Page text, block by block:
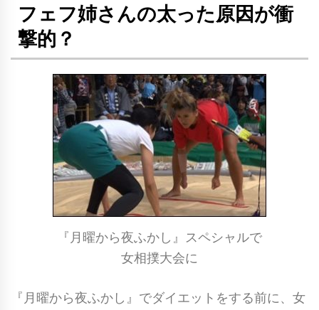
フェフ姉さんの太った原因が衝
撃的？
『月曜から夜ふかし』スペシャルで
女相撲大会に
『月曜から夜ふかし』でダイエットをする前に、女